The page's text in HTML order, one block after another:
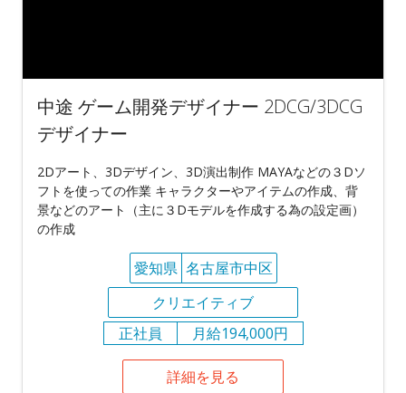
中途 ゲーム開発デザイナー 2DCG/3DCG
デザイナー
2Dアート、3Dデザイン、3D演出制作 MAYAなどの３Dソ
フトを使っての作業 キャラクターやアイテムの作成、背
景などのアート（主に３Dモデルを作成する為の設定画）
の作成
愛知県 名古屋市中区
クリエイティブ
正社員
月給194,000円
詳細を見る